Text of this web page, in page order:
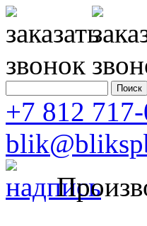
+7 812